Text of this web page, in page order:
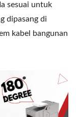
sesuai untuk
dipasang di
kabel bangunan